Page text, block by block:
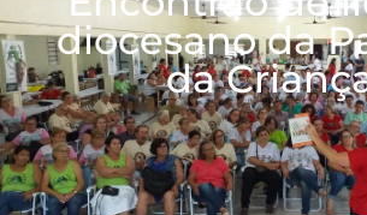
diocesano da
da